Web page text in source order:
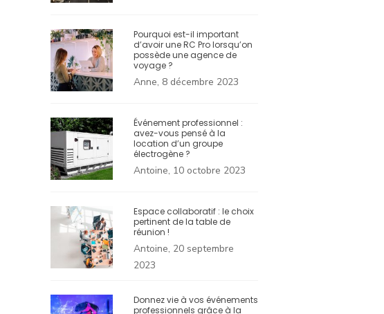
Pourquoi est-il important
d’avoir une RC Pro lorsqu’on
possède une agence de
voyage ?
Anne, 8 décembre 2023
Événement professionnel :
avez-vous pensé à la
location d’un groupe
électrogène ?
Antoine, 10 octobre 2023
Espace collaboratif : le choix
pertinent de la table de
réunion !
Antoine, 20 septembre
2023
Donnez vie à vos événements
professionnels grâce à la